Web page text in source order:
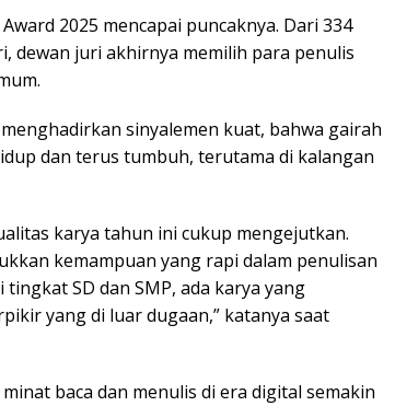
Award 2025 mencapai puncaknya. Dari 334
dewan juri akhirnya memilih para penulis
sinyalemen kuat, bahwa gairah
dan terus tumbuh, terutama di kalangan
karya tahun ini cukup mengejutkan.
kemampuan yang rapi dalam penulisan
SD dan SMP, ada karya yang
yang di luar dugaan,” katanya saat
baca dan menulis di era digital semakin